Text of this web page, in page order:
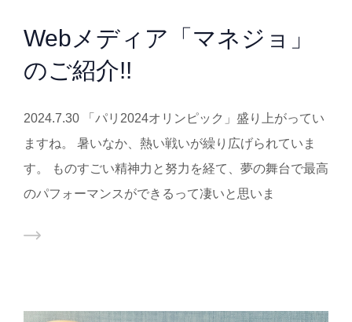
Webメディア「マネジョ」
のご紹介!!
2024.7.30 「パリ2024オリンピック」盛り上がってい
ますね。 暑いなか、熱い戦いが繰り広げられていま
す。 ものすごい精神力と努力を経て、夢の舞台で最高
のパフォーマンスができるって凄いと思いま